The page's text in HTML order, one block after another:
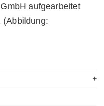
aufgearbeitet
(Abbildung: